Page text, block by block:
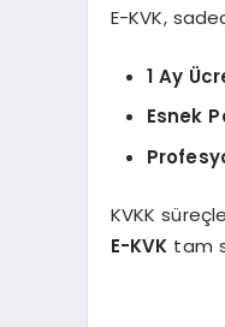
E-KVK,
1 Ay
Esnek
KVKK
E-KVK tam